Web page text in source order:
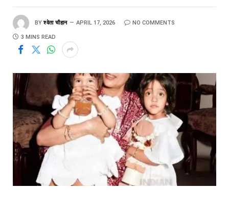
BY श्वेता चौहान APRIL 17, 2026 NO COMMENTS
3 MINS READ